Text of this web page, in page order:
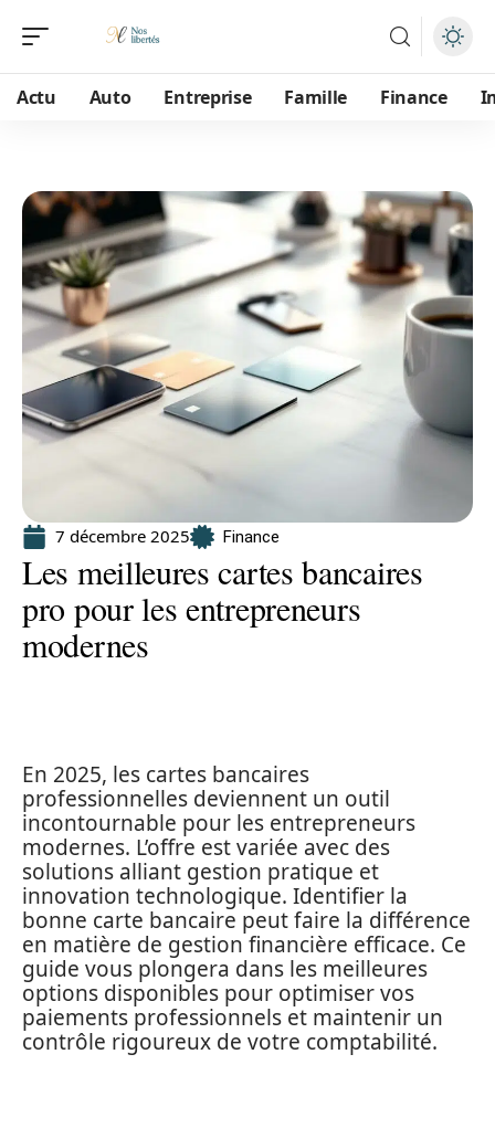
Actu Auto Entreprise Famille Finance
7 décembre 2025 Finance
Les meilleures cartes bancaires
pro pour les entrepreneurs
modernes
En 2025, les cartes bancaires
professionnelles deviennent un outil
incontournable pour les entrepreneurs
modernes. L’offre est variée avec des
solutions alliant gestion pratique et
innovation technologique. Identifier la
bonne carte bancaire peut faire la différence
en matière de gestion financière efficace. Ce
guide vous plongera dans les meilleures
options disponibles pour optimiser vos
paiements professionnels et maintenir un
contrôle rigoureux de votre comptabilité.